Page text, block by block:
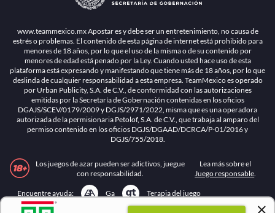
www.teammexico.mx Apostar es y debe ser un entretenimiento, no causa de
estrés o problemas. El contenido de esta página de internet está prohibido para
menores de 18 años, por lo que el uso de la misma o de su contenido por
menores de edad está penado por la Ley. Cuando usted hace uso de esta
plataforma está expresando y manifestando que tiene más de 18 años, por lo que
deslinda de cualquier responsabilidad a esta empresa. TeamMexico es operado
por Urban Publicity, S.A. de C.V., de conformidad con las autorizaciones
emitidas por la Secretaría de Gobernación contenidas en los oficios
DGAJS/SCEV/0179/2009 y DGJS/2971/2022, misma que es una operadora
autorizada de la permisionaria Petolof, S.A. de C.V., que trabaja al amparo del
permiso contenido en los oficios DGJS/DGAAD/DCRCA/P-01/2016 y
DGJS/755/2018.
Los juegos de azar pueden ser adictivos, juegue
con responsabilidad.
Lea más sobre el
Juego responsable.
Encuentre ayuda: Ga Terapia del juego